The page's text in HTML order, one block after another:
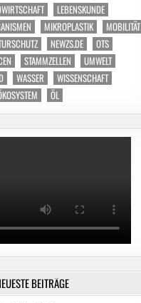
LEBENSKUNDE
MIKROPLASTIK
MOBILITÄT
NEWZS.DE
OTS
STAMMZELLEN
UMWELT
WASSER
WISSENSCHAFT
ÖL
BEITRÄGE